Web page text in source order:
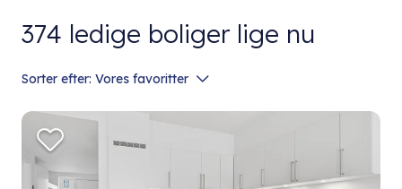
374 ledige boliger lige nu
Sorter efter: Vores favoritter